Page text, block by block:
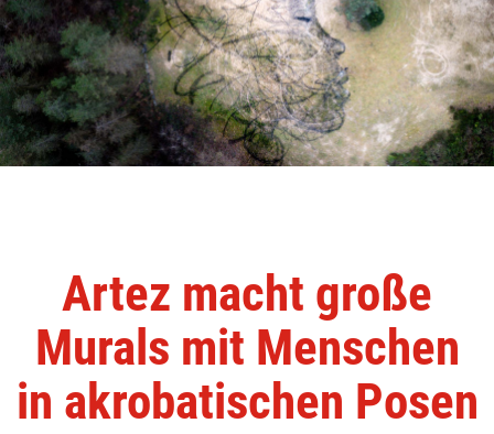
Artez macht große
Murals mit Menschen
in akrobatischen Posen